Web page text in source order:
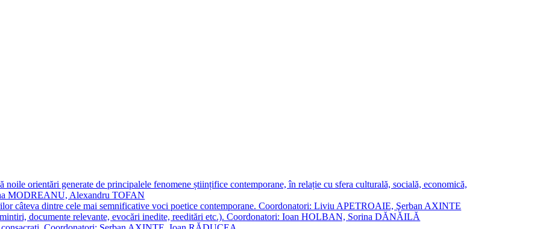
noile orientări generate de principalele fenomene științifice contemporane, în relație cu sfera culturală, socială, economică,
MODREANU, Alexandru TOFAN
câteva dintre cele mai semnificative voci poetice contemporane. Coordonatori: Liviu APETROAIE, Şerban AXINTE
documente relevante, evocări inedite, reeditări etc.). Coordonatori: Ioan HOLBAN, Sorina DĂNĂILĂ